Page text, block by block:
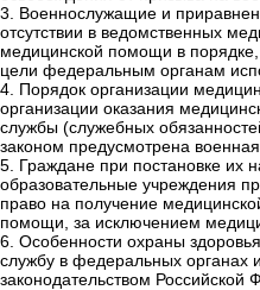
3. Военнослужащие и
отсутствии в ведомственных
медицинской помощи в
цели федеральным органам
4. Порядок организации
организации оказания
службы (служебных
законом предусмотрена
5. Граждане при постановке их
образовательные учреждения
право на получение
помощи, за исключением
6. Особенности охраны
службу в федеральных органах
законодательством